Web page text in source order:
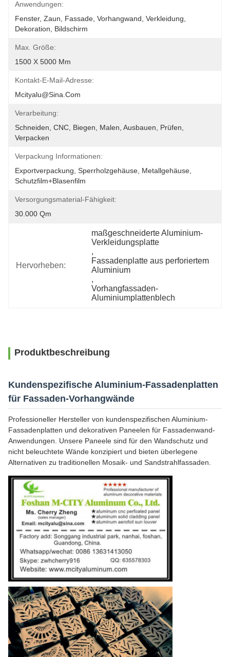
Anwendungen:
Fenster, Zaun, Fassade, Vorhangwand, Verkleidung,
Dekoration, Bildschirm
Max. Größe:
1500 X 5000 Mm
Kontakt-E-Mail-Adresse:
Mcityalu@sina.com
Verarbeitung:
Schneiden, CNC, Biegen, Malen, Ausbauen, Prüfen,
Verpacken
Verpackung Informationen:
Exportverpackung, Sperrholzgehäuse, Metallgehäuse,
Schutzfilm+Blasenfilm
Versorgungsmaterial-Fähigkeit:
30.000 Qm
Hervorheben:
maßgeschneiderte Aluminium-
Verkleidungsplatte
,
Fassadenplatte aus perforiertem
Aluminium
,
Vorhangfassaden-
Aluminiumplattenblech
Produktbeschreibung
Kundenspezifische Aluminium-Fassadenplatten
für Fassaden-Vorhangwände
Professioneller Hersteller von kundenspezifischen Aluminium-
Fassadenplatten und dekorativen Paneelen für Fassadenwand-
Anwendungen. Unsere Paneele sind für den Wandschutz und
nicht beleuchtete Wände konzipiert und bieten überlegene
Alternativen zu traditionellen Mosaik- und Sandstrahlfassaden.